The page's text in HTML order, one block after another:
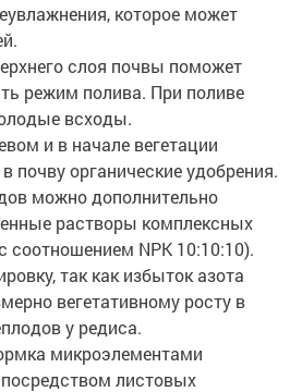
которое может
слоя почвы поможет
режим полива. При поливе
всходы.
и в начале вегетации
почву органические удобрения.
можно дополнительно
растворы комплексных
соотношением NPK 10:10:10).
так как избыток азота
вегетативному росту в
у редиса.
микроэлементами
листовых